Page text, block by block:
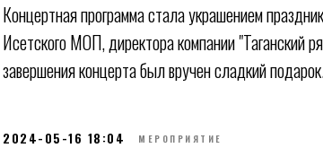
Концертная программа стала украшением
Исетского МОП, директора компании "Таганский
завершения концерта был вручен сладкий
2024-05-16 18:04 МЕРОПРИЯТИЕ